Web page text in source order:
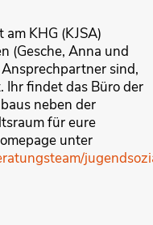
KHG (KJSA)
(Gesche, Anna und
sind,
findet das Büro der
neben der
für eure
unter